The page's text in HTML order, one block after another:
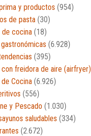
y productos (954)
de pasta (30)
de cocina (18)
(6.928)
(395)
freidora de aire (airfryer)
Cocina (6.926)
(556)
y Pescado (1.030)
saludables (334)
(2.672)